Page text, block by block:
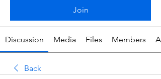
Join
Discussion Media Files Members
Back